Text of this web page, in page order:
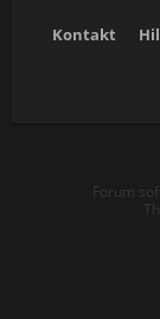
Kontakt
Forum